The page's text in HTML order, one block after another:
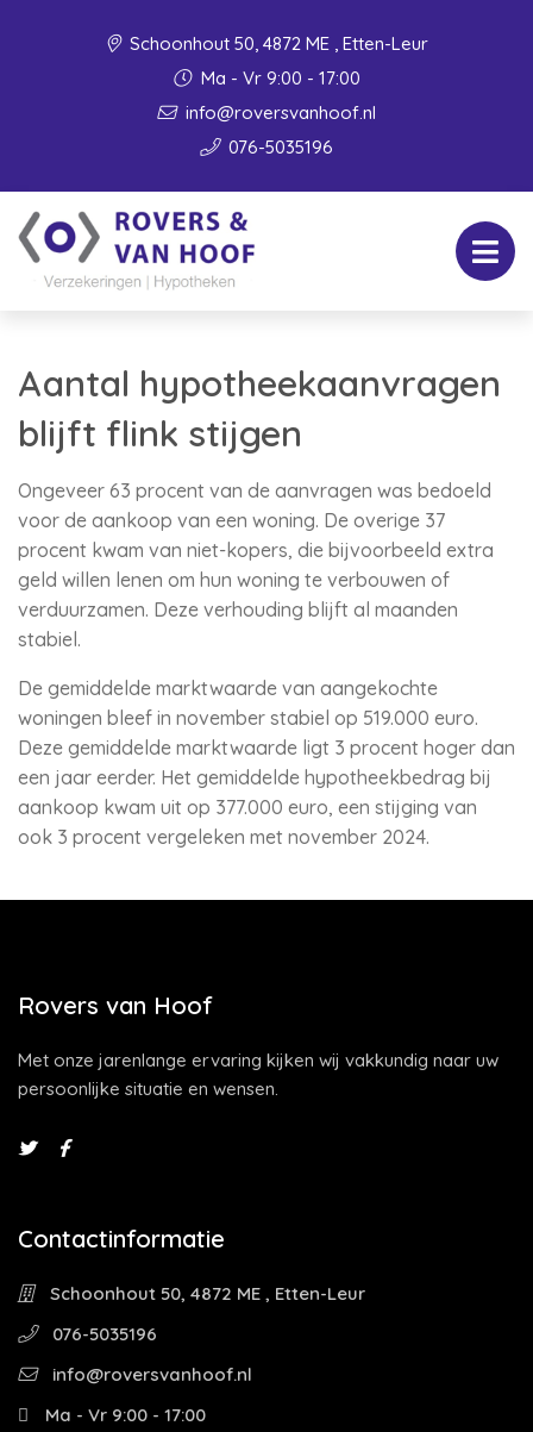
Schoonhout 50, 4872 ME , Etten-Leur
Ma - Vr 9:00 - 17:00
info@roversvanhoof.nl
076-5035196
Aantal hypotheekaanvragen
blijft flink stijgen
Ongeveer 63 procent van de aanvragen was bedoeld
voor de aankoop van een woning. De overige 37
procent kwam van niet-kopers, die bijvoorbeeld extra
geld willen lenen om hun woning te verbouwen of
verduurzamen. Deze verhouding blijft al maanden
stabiel.
De gemiddelde marktwaarde van aangekochte
woningen bleef in november stabiel op 519.000 euro.
Deze gemiddelde marktwaarde ligt 3 procent hoger dan
een jaar eerder. Het gemiddelde hypotheekbedrag bij
aankoop kwam uit op 377.000 euro, een stijging van
ook 3 procent vergeleken met november 2024.
Rovers van Hoof
Met onze jarenlange ervaring kijken wij vakkundig naar uw
persoonlijke situatie en wensen.
Contactinformatie
Schoonhout 50, 4872 ME , Etten-Leur
076-5035196
info@roversvanhoof.nl
Ma - Vr 9:00 - 17:00